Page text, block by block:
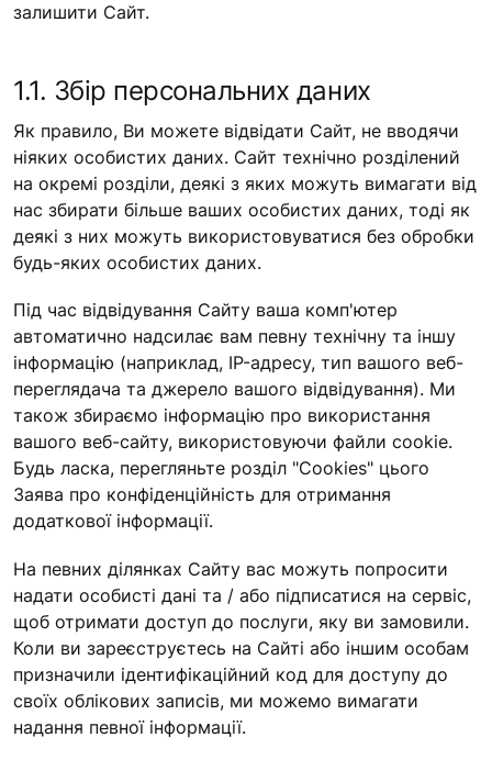
залишити Сайт.
1.1. Збір персональних даних
Як правило, Ви можете відвідати Сайт, не вводячи
ніяких особистих даних. Сайт технічно розділений
на окремі розділи, деякі з яких можуть вимагати від
нас збирати більше ваших особистих даних, тоді як
деякі з них можуть використовуватися без обробки
будь-яких особистих даних.
Під час відвідування Сайту ваша комп'ютер
автоматично надсилає вам певну технічну та іншу
інформацію (наприклад, IP-адресу, тип вашого веб-
переглядача та джерело вашого відвідування). Ми
також збираємо інформацію про використання
вашого веб-сайту, використовуючи файли cookie.
Будь ласка, перегляньте розділ "Cookies" цього
Заява про конфіденційність для отримання
додаткової інформації.
На певних ділянках Сайту вас можуть попросити
надати особисті дані та / або підписатися на сервіс,
щоб отримати доступ до послуги, яку ви замовили.
Коли ви зареєструєтесь на Сайті або іншим особам
призначили ідентифікаційний код для доступу до
своїх облікових записів, ми можемо вимагати
надання певної інформації.